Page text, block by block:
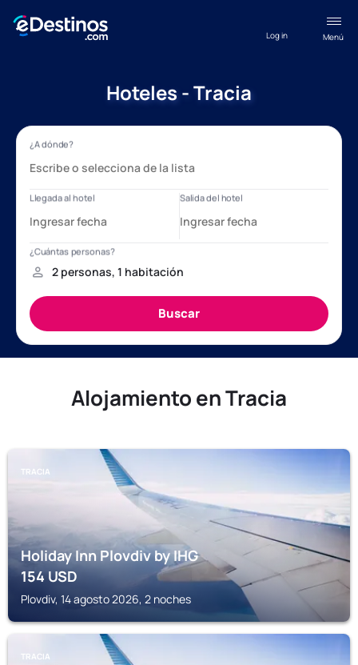
Menú
Log in
Hoteles - Tracia
Alojamiento en Tracia
TRACIA
Holiday Inn Plovdiv by IHG
154USD
Plovdiv, 14 agosto 2026, 2 noches
TRACIA